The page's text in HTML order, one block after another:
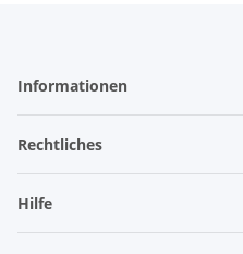
Informationen
Rechtliches
Hilfe